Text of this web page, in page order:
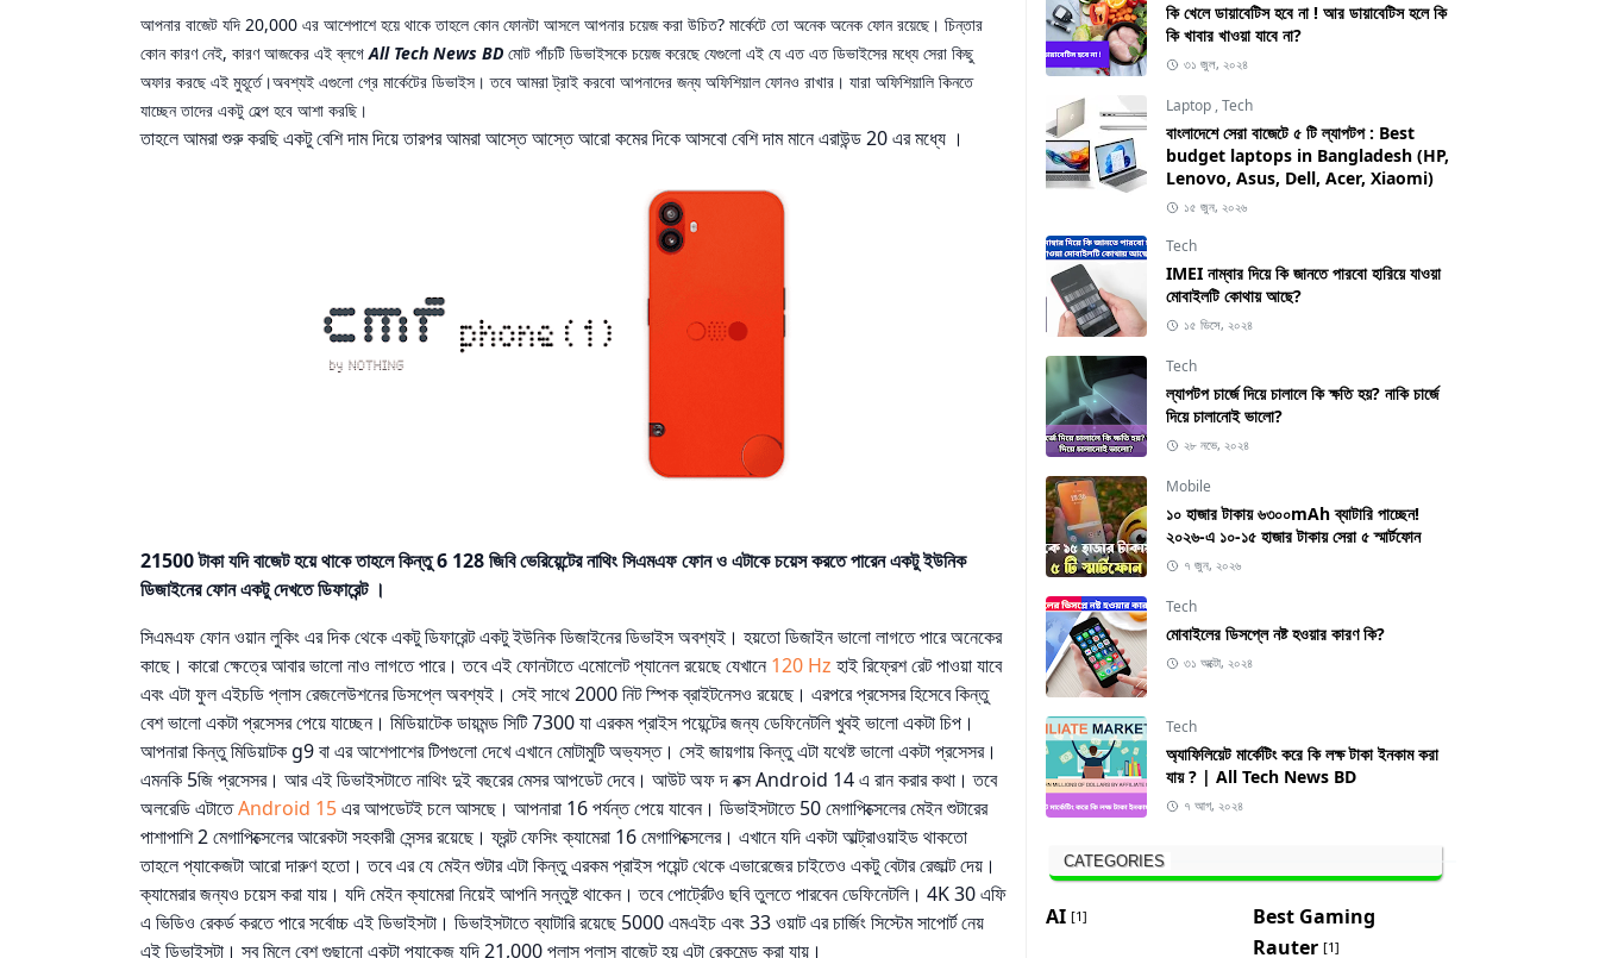
আপনার বাজেট যদি 20,000 এর আশেপাশে হয়ে থাকে তাহলে কোন ফোনটা আসলে আপনার চয়েজ করা উচিত? মার্কেটে তো অনেক অনেক ফোন রয়েছে। চিন্তার
কোন কারণ নেই, কারণ আজকের এই ব্লগেAll Tech News BD মোট পাঁচটি ডিভাইসকে চয়েজ করেছে যেগুলো এই যে এত এত ডিভাইসের মধ্যে সেরা কিছু
অফার করছে এই মুহূর্তে।অবশ্যই এগুলো গ্রে মার্কেটের ডিভাইস। তবে আমরা ট্রাই করবো আপনাদের জন্য অফিশিয়াল ফোনও রাখার। যারা অফিশিয়ালি কিনতে
যাচ্ছেন তাদের একটু হেল্প হবে আশা করছি।
তাহলে আমরা শুরু করছি একটু বেশি দাম দিয়ে তারপর আমরা আস্তে আস্তে আরো কমের দিকে আসবো বেশি দাম মানে এরাউন্ড 20 এর মধ্যে ।
21500 টাকা যদি বাজেট হয়ে থাকে তাহলে কিন্তু 6 128 জিবি ভেরিয়েন্টের নাথিং সিএমএফ ফোন ও এটাকে চয়েস করতে পারেন একটু ইউনিক
ডিজাইনের ফোন একটু দেখতে ডিফারেন্ট ।
সিএমএফ ফোন ওয়ান লুকিং এর দিক থেকে একটু ডিফারেন্ট একটু ইউনিক ডিজাইনের ডিভাইস অবশ্যই। হয়তো ডিজাইন ভালো লাগতে পারে অনেকের
কাছে। কারো ক্ষেত্রে আবার ভালো নাও লাগতে পারে। তবে এই ফোনটাতে এমোলেট প্যানেল রয়েছে যেখানে120 Hz হাই রিফ্রেশ রেট পাওয়া যাবে
এবং এটা ফুলএইচডি প্লাস রেজলেউশনের ডিসপ্লে অবশ্যই। সেই সাথে 2000 নিট স্পিক ব্রাইটনেসও রয়েছে। এরপরে প্রসেসর হিসেবে কিন্তু
বেশ ভালো একটা প্রসেসর পেয়ে যাচ্ছেন। মিডিয়াটেক ডায়মন্ড সিটি 7300 যা এরকম প্রাইস পয়েন্টের জন্য ডেফিনেটলি খুবই ভালো একটা চিপ।
আপনারা কিন্তু মিডিয়াটক g9 বা এর আশেপাশের টিপগুলো দেখে এখানে মোটামুটি অভ্যস্ত। সেই জায়গায় কিন্তু এটা যথেষ্ট ভালো একটা প্রসেসর।
এমনকি 5জি প্রসেসর। আর এই ডিভাইসটাতে নাথিং দুই বছরের মেসর আপডেট দেবে। আউট অফ দ বক্স Android 14 এ রান করার কথা। তবে
অলরেডি এটাতেAndroid 15এর আপডেটই চলে আসছে। আপনারা 16 পর্যন্ত পেয়ে যাবেন। ডিভাইসটাতে 50 মেগাপিক্সেলের মেইন শুটারের
পাশাপাশি 2 মেগাপিক্সেলের আরেকটা সহকারী সেন্সর রয়েছে। ফ্রন্ট ফেসিং ক্যামেরা 16 মেগাপিক্সেলের। এখানে যদি একটা আল্ট্রাওয়াইড থাকতো
তাহলে প্যাকেজটা আরো দারুণ হতো। তবে এর যে মেইন শুটার এটা কিন্তু এরকম প্রাইস পয়েন্ট থেকে এভারেজের চাইতেও একটু বেটার রেজাল্ট দেয়।
ক্যামেরার জন্যও চয়েস করা যায়। যদি মেইন ক্যামেরা নিয়েই আপনি সন্তুষ্ট থাকেন। তবে পোর্ট্রেটও ছবি তুলতে পারবেন ডেফিনেটলি। 4K 30 এফি
এ ভিডিও রেকর্ড করতে পারে সর্বোচ্চ এই ডিভাইসটা। ডিভাইসটাতে ব্যাটারি রয়েছে 5000 এমএইচ এবং 33 ওয়াট এর চার্জিং সিস্টেম সাপোর্ট নেয়
এই ডিভাইসটা। সব মিলে বেশ গুছানো একটা প্যাকেজ যদি 21,000 প্লাস প্লাস বাজেট হয় এটা রেকমেন্ড করা যায়।
কি খেলে ডায়াবেটিস হবে না ! আর ডায়াবেটিস হলে কি
কি খাবার খাওয়া যাবে না?
৩১ জুল, ২০২৪
Laptop ,Tech
বাংলাদেশে সেরা বাজেটে ৫ টি ল্যাপটপ : Best
budget laptops in Bangladesh (HP,
Lenovo, Asus, Dell, Acer, Xiaomi)
১৫ জুন, ২০২৬
Tech
IMEI নাম্বার দিয়ে কি জানতে পারবো হারিয়ে যাওয়া
মোবাইলটি কোথায় আছে?
১৫ ডিসে, ২০২৪
Tech
ল্যাপটপ চার্জে দিয়ে চালালে কি ক্ষতি হয়? নাকি চার্জে
দিয়ে চালানোই ভালো?
২৮ নভে, ২০২৪
Mobile
১০ হাজার টাকায় ৬৩০০mAh ব্যাটারি পাচ্ছেন!
২০২৬-এ ১০-১৫ হাজার টাকায় সেরা ৫ স্মার্টফোন
৭ জুন, ২০২৬
Tech
মোবাইলের ডিসপ্লে নষ্ট হওয়ার কারণ কি?
৩১ অক্টো, ২০২৪
Tech
অ্যাফিলিয়েট মার্কেটিং করে কি লক্ষ টাকা ইনকাম করা
যায় ? | All Tech News BD
৭ আগ, ২০২৪
CATEGORIES
AI [1]
Best Gaming
Rauter [1]